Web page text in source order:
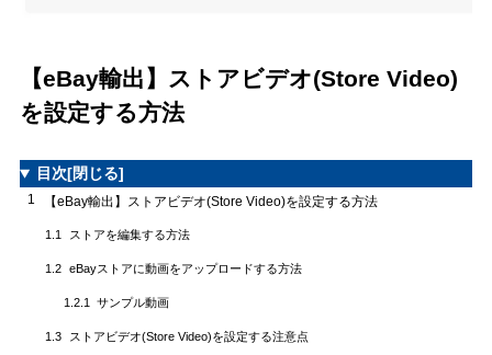
【eBay輸出】ストアビデオ(Store Video)
を設定する方法
目次[閉じる]
1 【eBay輸出】ストアビデオ(Store Video)を設定する方法
1.1 ストアを編集する方法
1.2 eBayストアに動画をアップロードする方法
1.2.1 サンプル動画
1.3 ストアビデオ(Store Video)を設定する注意点